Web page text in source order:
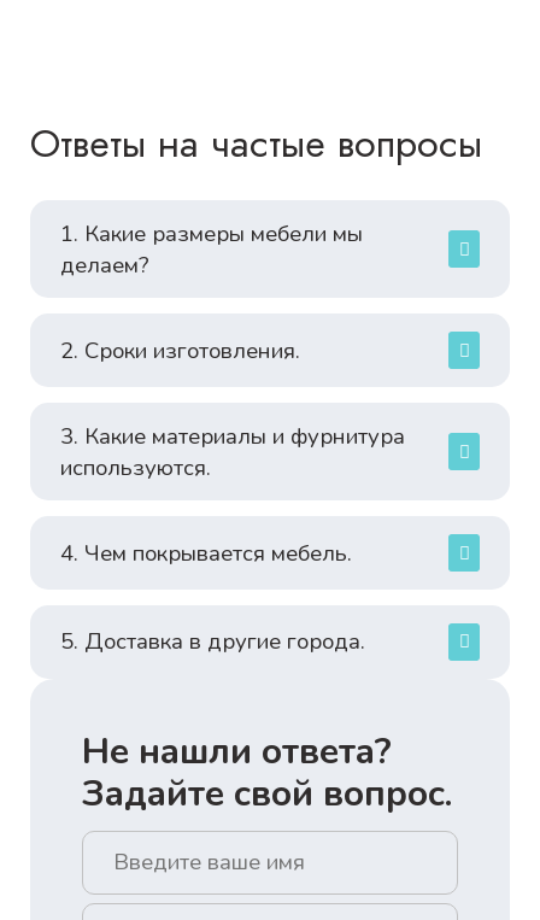
Ответы на частые вопросы
1. Какие размеры мебели мы
делаем?
2. Сроки изготовления.
3. Какие материалы и фурнитура
используются.
4. Чем покрывается мебель.
5. Доставка в другие города.
Не нашли ответа?
Задайте свой вопрос.